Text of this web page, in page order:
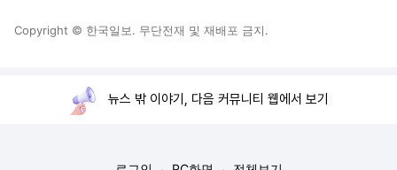
Copyright © 한국일보. 무단전재 및 재배포 금지.
뉴스 밖 이야기, 다음 커뮤니티 웹에서 보기